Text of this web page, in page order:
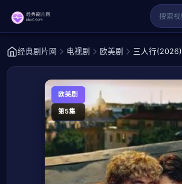
经典剧片网 电视剧 欧美剧 三人行(2026)
欧美剧
第5集